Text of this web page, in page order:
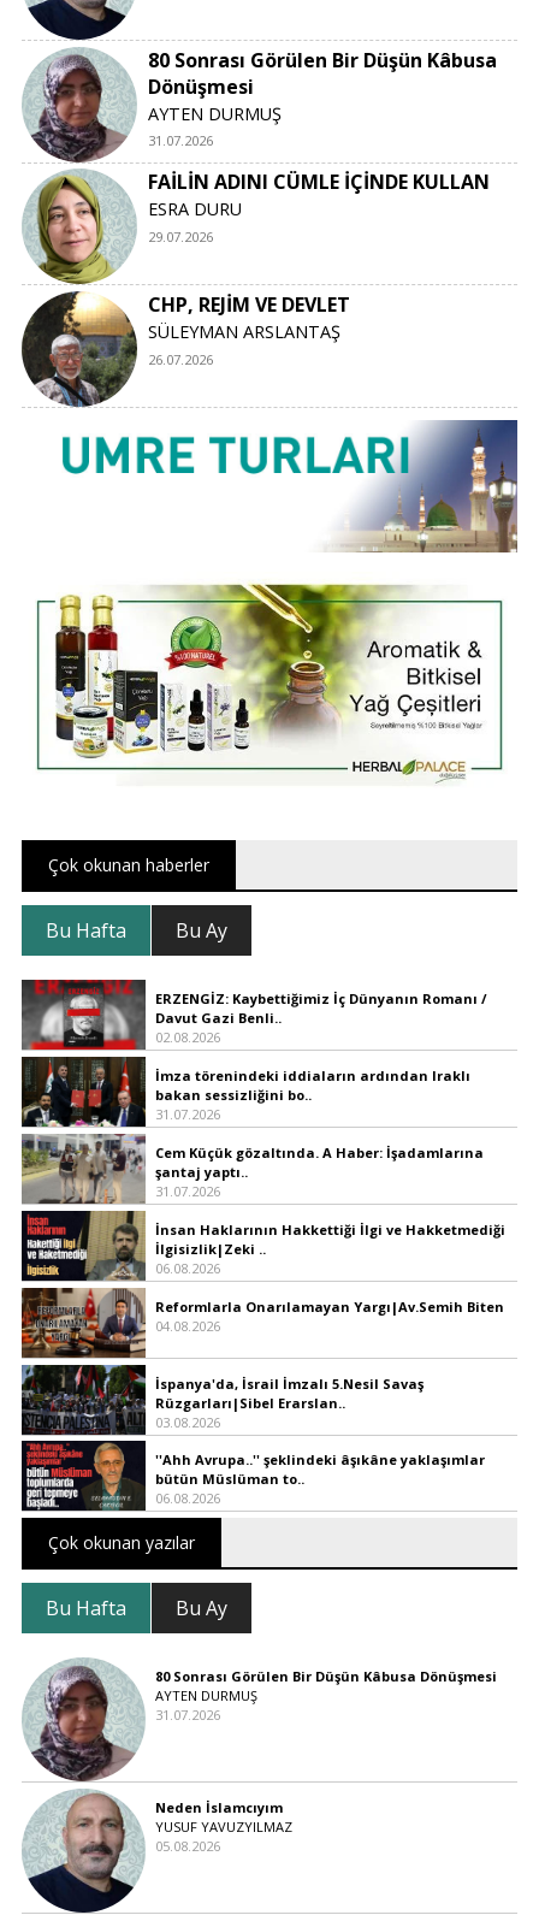
80 Sonrası Görülen Bir Düşün Kâbusa
Dönüşmesi
AYTEN DURMUŞ
31.07.2026
FAİLİN ADINI CÜMLE İÇİNDE KULLAN
ESRA DURU
29.07.2026
CHP, REJİM VE DEVLET
SÜLEYMAN ARSLANTAŞ
26.07.2026
Çok okunan haberler
Bu Hafta Bu Ay
ERZENGİZ: Kaybettiğimiz İç Dünyanın Romanı /
Davut Gazi Benli..
02.08.2026
İmza törenindeki iddiaların ardından Iraklı
bakan sessizliğini bo..
31.07.2026
Cem Küçük gözaltında. A Haber: İşadamlarına
şantaj yaptı..
31.07.2026
İnsan Haklarının Hakkettiği İlgi ve Hakketmediği
İlgisizlik|Zeki ..
06.08.2026
Reformlarla Onarılamayan Yargı|Av.Semih Biten
04.08.2026
İspanya'da, İsrail İmzalı 5.Nesil Savaş
Rüzgarları|Sibel Erarslan..
03.08.2026
''Ahh Avrupa..'' şeklindeki âşıkâne yaklaşımlar
bütün Müslüman to..
06.08.2026
Çok okunan yazılar
Bu Hafta Bu Ay
80 Sonrası Görülen Bir Düşün Kâbusa Dönüşmesi
AYTEN DURMUŞ
31.07.2026
Neden İslamcıyım
YUSUF YAVUZYILMAZ
05.08.2026